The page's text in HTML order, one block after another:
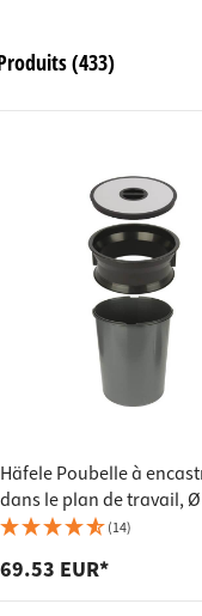
(433)
Häfele Poubelle à
dans le plan de travail,
perçage 276 mm
(14)
69.53 EUR*